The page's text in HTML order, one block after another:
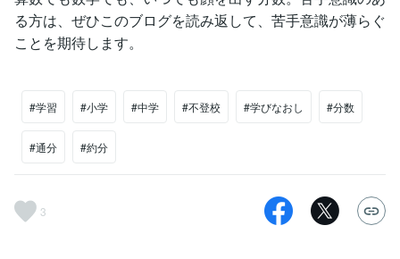
る方は、ぜひこのブログを読み返して、苦手意識が薄らぐ
ことを期待します。
#学習 #小学 #中学 #不登校 #学びなおし #分数
#通分 #約分
3